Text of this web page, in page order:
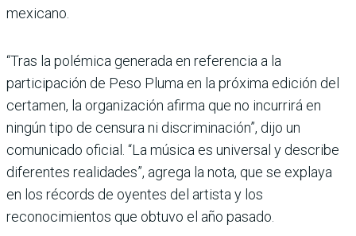
mexicano.
“Tras la polémica generada en referencia a la
participación de Peso Pluma en la próxima edición del
certamen, la organización afirma que no incurrirá en
ningún tipo de censura ni discriminación”, dijo un
comunicado oficial. “La música es universal y describe
diferentes realidades”, agrega la nota, que se explaya
en los récords de oyentes del artista y los
reconocimientos que obtuvo el año pasado.